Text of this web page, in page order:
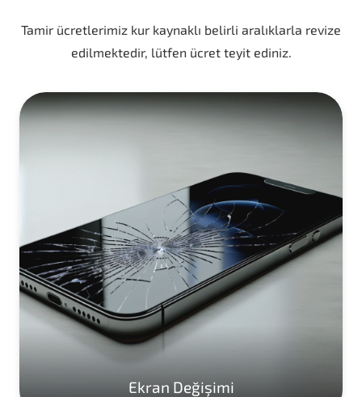
Tamir ücretlerimiz kur kaynaklı belirli aralıklarla revize
edilmektedir, lütfen ücret teyit ediniz.
Ekran Değişimi